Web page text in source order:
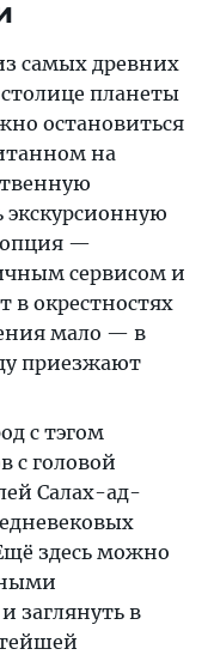
самых древних
планеты
остановиться
на
экскурсионную
опция —
сервисом и
окрестностях
мало — в
приезжают
с тэгом
с головой
Салах-ад-
здесь можно
заглянуть в